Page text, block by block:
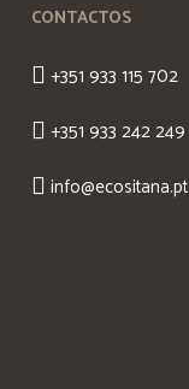
CONTACTOS
+351 933 115 702
+351 933 242 249
info@ecositana.pt